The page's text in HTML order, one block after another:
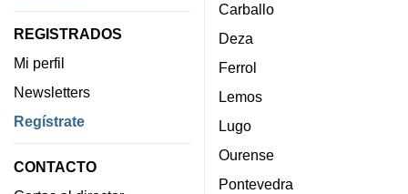
REGISTRADOS
Mi perfil
Newsletters
Regístrate
CONTACTO
Carballo
Deza
Ferrol
Lemos
Lugo
Ourense
Pontevedra